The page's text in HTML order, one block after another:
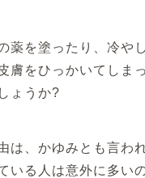
薬を塗ったり、冷や
膚をひっかいてしま
ょうか?
は、かゆみとも言わ
いる人は意外に多い